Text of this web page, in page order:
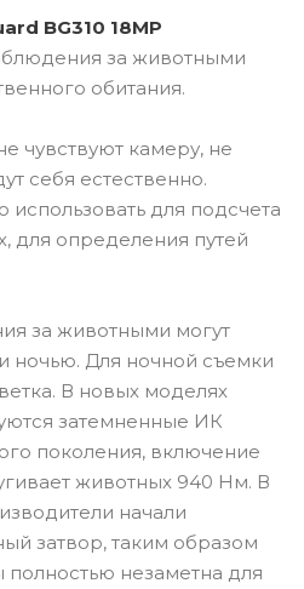
BG310 18MP
за животными
обитания.
чувствуют камеру, не
себя естественно.
для подсчета
для определения путей
за животными могут
ночью. Для ночной съемки
В новых моделях
затемненные ИК
поколения, включение
животных 940 Нм. В
начали
затвор, таким образом
незаметна для